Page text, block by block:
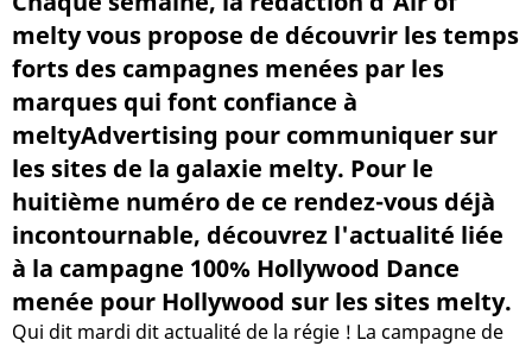
melty vous propose de découvrir les temps
forts des campagnes menées par les
marques qui font confiance à
meltyAdvertising pour communiquer sur
les sites de la galaxie melty. Pour le
huitième numéro de ce rendez-vous déjà
incontournable, découvrez l'actualité liée
à la campagne 100% Hollywood Dance
menée pour Hollywood sur les sites melty.
Qui dit mardi dit actualité de la régie ! La campagne de